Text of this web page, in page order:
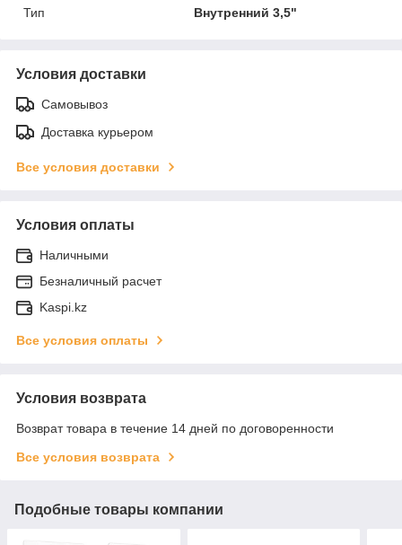
Тип
Внутренний 3,5"
Условия доставки
Самовывоз
Доставка курьером
Все условия доставки
Условия оплаты
Наличными
Безналичный расчет
Kaspi.kz
Все условия оплаты
Условия возврата
Возврат товара в течение 14 дней по договоренности
Все условия возврата
Подобные товары компании